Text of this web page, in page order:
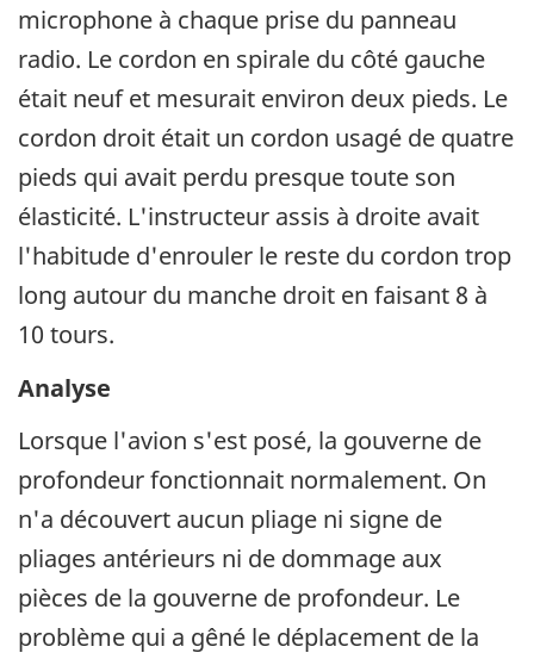
microphone à chaque prise du panneau
radio. Le cordon en spirale du côté gauche
était neuf et mesurait environ deux pieds. Le
cordon droit était un cordon usagé de quatre
pieds qui avait perdu presque toute son
élasticité. L'instructeur assis à droite avait
l'habitude d'enrouler le reste du cordon trop
long autour du manche droit en faisant 8 à
10 tours.
Analyse
Lorsque l'avion s'est posé, la gouverne de
profondeur fonctionnait normalement. On
n'a découvert aucun pliage ni signe de
pliages antérieurs ni de dommage aux
pièces de la gouverne de profondeur. Le
problème qui a gêné le déplacement de la